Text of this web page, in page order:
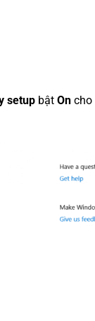
setup bật On cho